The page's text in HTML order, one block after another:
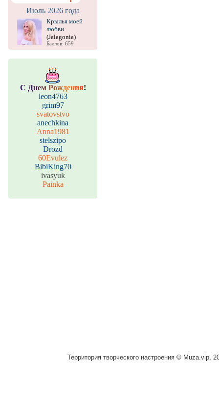
Июль 2026 года
Крылья моей
любви
(Jalagonia)
Баллов: 659
С Днем Рождения!
leon4763
grim97
svatovstvo
anechkina
Anna1981
stelszipo
Drozd
60Evulez
BibiKing70
ivasyuk
Painka
Территория творческого настроения © Muza.vip,